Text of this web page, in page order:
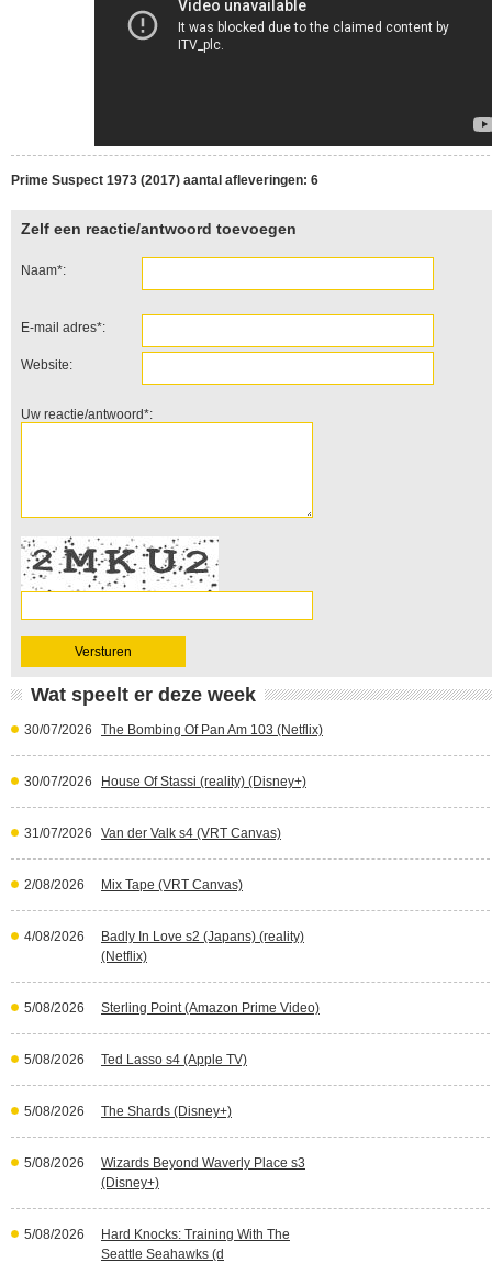
Prime Suspect 1973 (2017) aantal afleveringen: 6
Zelf een reactie/antwoord toevoegen
Naam*:
E-mail adres*:
Website:
Uw reactie/antwoord*:
Wat speelt er deze week
30/07/2026 The Bombing Of Pan Am 103 (Netflix)
30/07/2026 House Of Stassi (reality) (Disney+)
31/07/2026 Van der Valk s4 (VRT Canvas)
2/08/2026 Mix Tape (VRT Canvas)
4/08/2026
Badly In Love s2 (Japans) (reality)
(Netflix)
5/08/2026 Sterling Point (Amazon Prime Video)
5/08/2026 Ted Lasso s4 (Apple TV)
5/08/2026 The Shards (Disney+)
5/08/2026
Wizards Beyond Waverly Place s3
(Disney+)
5/08/2026
Hard Knocks: Training With The
Seattle Seahawks (d